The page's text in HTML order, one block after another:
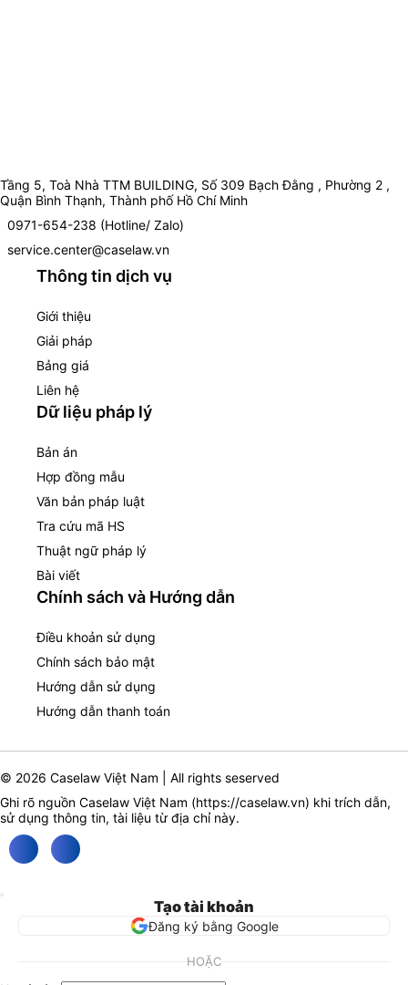
Tầng 5, Toà Nhà TTM BUILDING, Số 309 Bạch Đằng , Phường 2 ,
Quận Bình Thạnh, Thành phố Hồ Chí Minh
0971-654-238 (Hotline/ Zalo)
service.center@caselaw.vn
Thông tin dịch vụ
Giới thiệu
Giải pháp
Bảng giá
Liên hệ
Dữ liệu pháp lý
Bản án
Hợp đồng mẫu
Văn bản pháp luật
Tra cứu mã HS
Thuật ngữ pháp lý
Bài viết
Chính sách và Hướng dẫn
Điều khoản sử dụng
Chính sách bảo mật
Hướng dẫn sử dụng
Hướng dẫn thanh toán
© 2026 Caselaw Việt Nam | All rights seserved
Ghi rõ nguồn Caselaw Việt Nam (https://caselaw.vn) khi trích dẫn,
sử dụng thông tin, tài liệu từ địa chỉ này.
Tạo tài khoản
Đăng ký bằng Google
HOẶC